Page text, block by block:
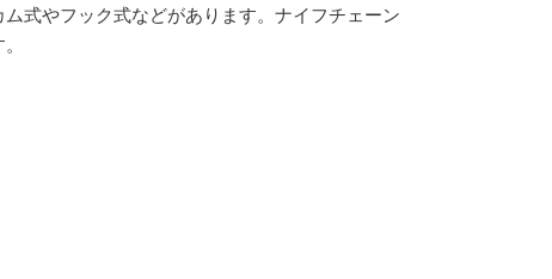
式やフック式などがあります。ナイフチェーン